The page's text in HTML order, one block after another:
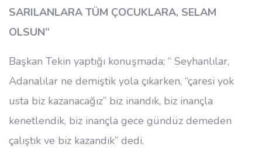
SARILANLARA TÜM ÇOCUKLARA, SELAM
OLSUN”
Başkan Tekin yaptığı konuşmada; “ Seyhanlılar,
Adanalılar ne demiştik yola çıkarken, “çaresi yok
usta biz kazanacağız” biz inandık, biz inançla
kenetlendik, biz inançla gece gündüz demeden
çalıştık ve biz kazandık” dedi.